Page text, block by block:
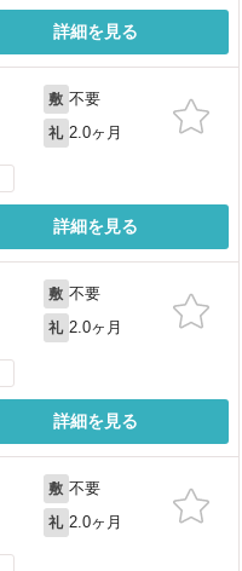
詳細を見る
敷 不要
礼 2.0ヶ月
詳細を見る
敷 不要
礼 2.0ヶ月
詳細を見る
敷 不要
礼 2.0ヶ月